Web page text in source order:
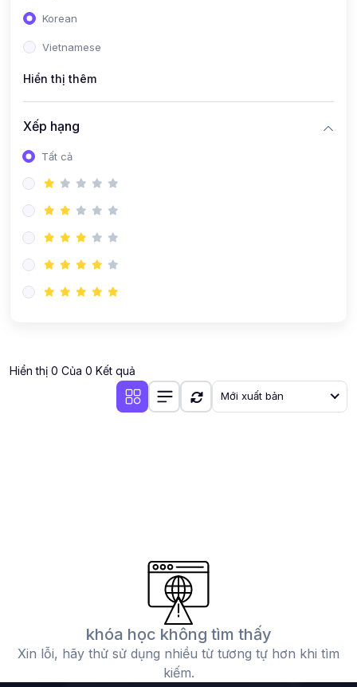
Korean
Vietnamese
Hiển thị thêm
Xếp hạng
Tất cả
Hiển thị 0 Của 0 Kết quả
Mới xuất bản
khóa học không tìm thấy
Xin lỗi, hãy thử sử dụng nhiều từ tương tự hơn khi tìm
kiếm.